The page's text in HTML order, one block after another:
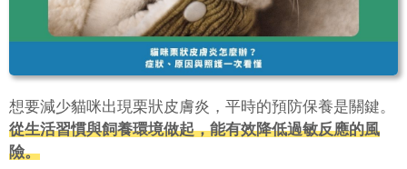
想要減少貓咪出現栗狀皮膚炎，平時的預防保養是關鍵。
從生活習慣與飼養環境做起，能有效降低過敏反應的風
險。